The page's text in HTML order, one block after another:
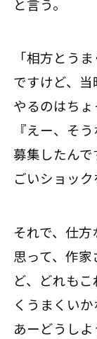
と言う。
「相方とう
ですけど、
やるのはち
『えー、そ
募集したん
ごいショック
それで、仕
思って、作
ど、どれも
くうまくいか
あーどうし